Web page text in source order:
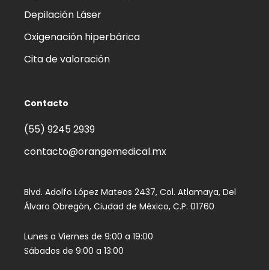
Depilación Láser
Oxigenación hiperbárica
Cita de valoración
Contacto
(55) 9245 2939‬
contacto@orangemedical.mx
Blvd. Adolfo López Mateos 2437, Col. Atlamaya, Del
Álvaro Obregón, Ciudad de México, C.P. 01760
Lunes a Viernes de 9:00 a 19:00
Sábados de 9:00 a 13:00